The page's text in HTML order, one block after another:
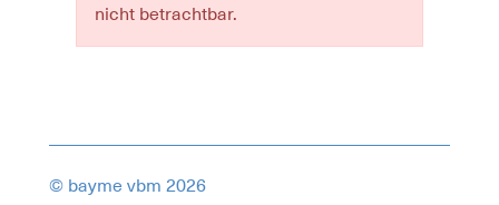
nicht betrachtbar.
© bayme vbm 2026